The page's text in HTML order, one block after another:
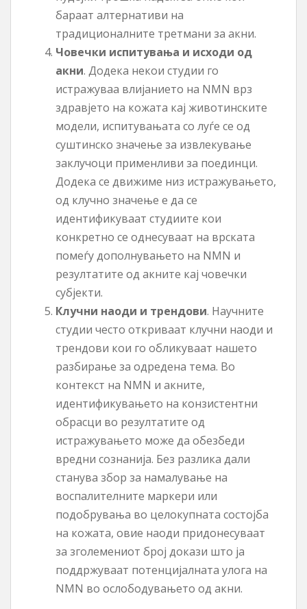
бараат алтернативи на
традиционалните третмани за акни.
Човечки испитувања и исходи од
акни. Додека некои студии го
истражуваа влијанието на NMN врз
здравјето на кожата кај животинските
модели, испитувањата со луѓе се од
суштинско значење за извлекување
заклучоци применливи за поединци.
Додека се движиме низ истражувањето,
од клучно значење е да се
идентификуваат студиите кои
конкретно се однесуваат на врската
помеѓу дополнувањето на NMN и
резултатите од акните кај човечки
субјекти.
Клучни наоди и трендови. Научните
студии често откриваат клучни наоди и
трендови кои го обликуваат нашето
разбирање за одредена тема. Во
контекст на NMN и акните,
идентификувањето на конзистентни
обрасци во резултатите од
истражувањето може да обезбеди
вредни сознанија. Без разлика дали
станува збор за намалување на
воспалителните маркери или
подобрувања во целокупната состојба
на кожата, овие наоди придонесуваат
за зголемениот број докази што ја
поддржуваат потенцијалната улога на
NMN во ослободувањето од акни.